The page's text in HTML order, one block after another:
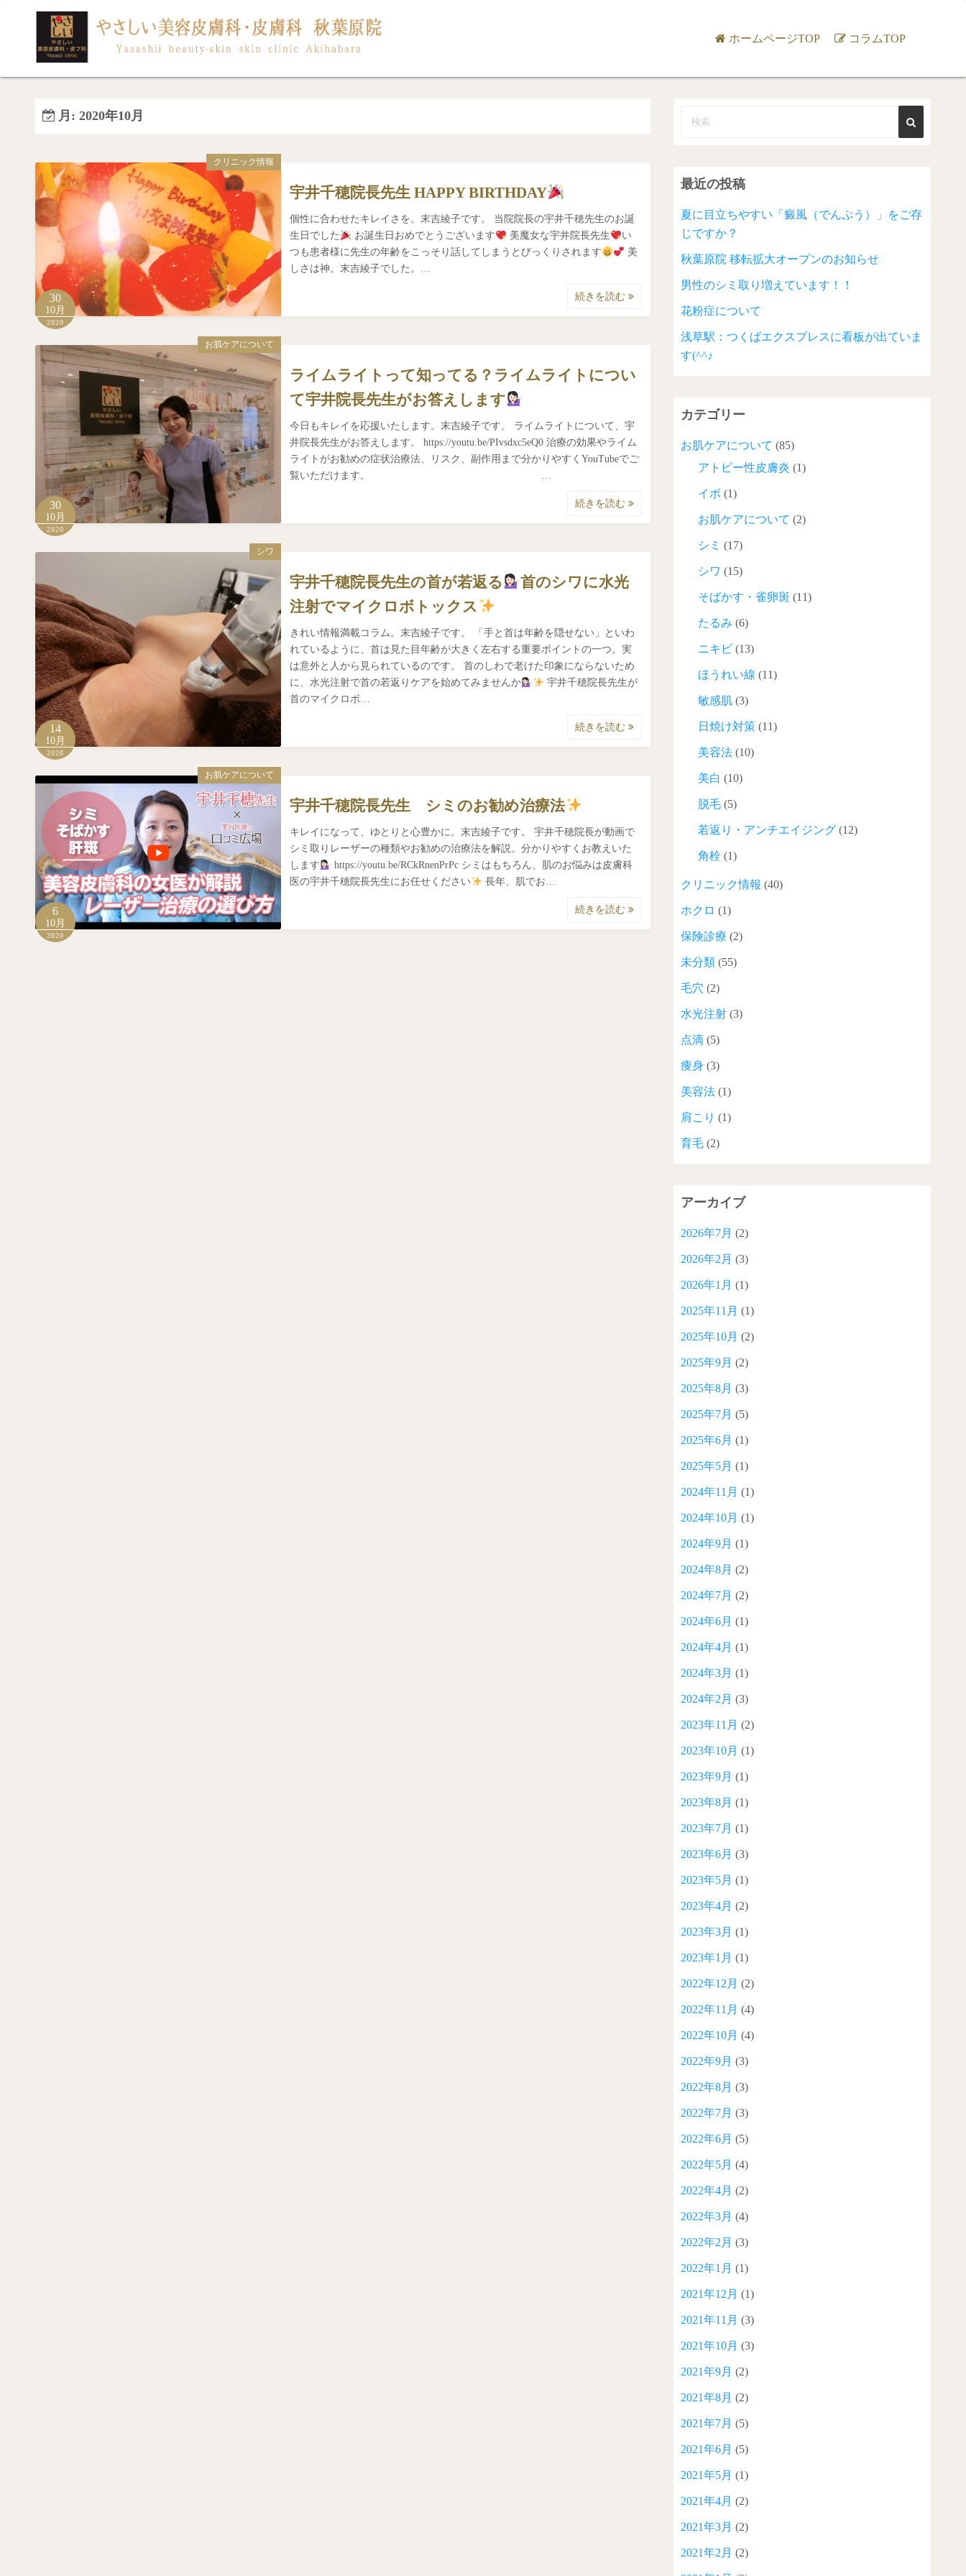
ホームページTOP コラムTOP
月: 2020年10月
クリニック情報
30
10月
2020
宇井千穂院長先生 HAPPY BIRTHDAY
個性に合わせたキレイさを。末吉綾子です。 当院院長の宇井千穂先生のお誕
生日でした
お誕生日おめでとうございます 美魔女な宇井院長先生
い
つも患者様に先生の年齢をこっそり話してしまうとびっくりされます
美
しさは神。末吉綾子でした。…
続きを読む
お肌ケアについて
30
10月
2020
ライムライトって知ってる？ライムライトについ
て宇井院長先生がお答えします
今日もキレイを応援いたします。末吉綾子です。 ライムライトについて、宇
井院長先生がお答えします。 https://youtu.be/PIvsdxc5eQ0 治療の効果やライム
ライトがお勧めの症状治療法、リスク、副作用まで分かりやすくYouTubeでご
覧いただけます。 …
続きを読む
シワ
14
10月
2020
宇井千穂院長先生の首が若返る
首のシワに水光
注射でマイクロボトックス
きれい情報満載コラム。末吉綾子です。 「手と首は年齢を隠せない」といわ
れているように、首は見た目年齢が大きく左右する重要ポイントの一つ。実
は意外と人から見られているのです。 首のしわで老けた印象にならないため
に、水光注射で首の若返りケアを始めてみませんか
宇井千穂院長先生が
首のマイクロボ…
続きを読む
お肌ケアについて
6
10月
2020
宇井千穂院長先生 シミのお勧め治療法
キレイになって、ゆとりと心豊かに。末吉綾子です。 宇井千穂院長が動画で
シミ取りレーザーの種類やお勧めの治療法を解説。分かりやすくお教えいた
します
https://youtu.be/RCkRnenPrPc シミはもちろん、肌のお悩みは皮膚科
医の宇井千穂院長先生にお任せください
長年、肌でお…
続きを読む
最近の投稿
夏に目立ちやすい「癜風（でんぷう）」をご存
じですか？
秋葉原院 移転拡大オープンのお知らせ
男性のシミ取り増えています！！
花粉症について
浅草駅：つくばエクスプレスに看板が出ていま
す(^^♪
カテゴリー
お肌ケアについて (85)
アトピー性皮膚炎 (1)
イボ (1)
お肌ケアについて (2)
シミ (17)
シワ (15)
そばかす・雀卵斑 (11)
たるみ (6)
ニキビ (13)
ほうれい線 (11)
敏感肌 (3)
日焼け対策 (11)
美容法 (10)
美白 (10)
脱毛 (5)
若返り・アンチエイジング (12)
角栓 (1)
クリニック情報 (40)
ホクロ (1)
保険診療 (2)
未分類 (55)
毛穴 (2)
水光注射 (3)
点滴 (5)
痩身 (3)
美容法 (1)
肩こり (1)
育毛 (2)
アーカイブ
2026年7月 (2)
2026年2月 (3)
2026年1月 (1)
2025年11月 (1)
2025年10月 (2)
2025年9月 (2)
2025年8月 (3)
2025年7月 (5)
2025年6月 (1)
2025年5月 (1)
2024年11月 (1)
2024年10月 (1)
2024年9月 (1)
2024年8月 (2)
2024年7月 (2)
2024年6月 (1)
2024年4月 (1)
2024年3月 (1)
2024年2月 (3)
2023年11月 (2)
2023年10月 (1)
2023年9月 (1)
2023年8月 (1)
2023年7月 (1)
2023年6月 (3)
2023年5月 (1)
2023年4月 (2)
2023年3月 (1)
2023年1月 (1)
2022年12月 (2)
2022年11月 (4)
2022年10月 (4)
2022年9月 (3)
2022年8月 (3)
2022年7月 (3)
2022年6月 (5)
2022年5月 (4)
2022年4月 (2)
2022年3月 (4)
2022年2月 (3)
2022年1月 (1)
2021年12月 (1)
2021年11月 (3)
2021年10月 (3)
2021年9月 (2)
2021年8月 (2)
2021年7月 (5)
2021年6月 (5)
2021年5月 (1)
2021年4月 (2)
2021年3月 (2)
2021年2月 (2)